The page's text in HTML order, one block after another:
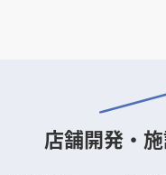
店舗開発・